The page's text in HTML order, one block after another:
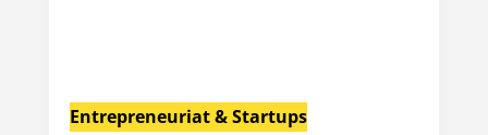
Entrepreneuriat & Startups